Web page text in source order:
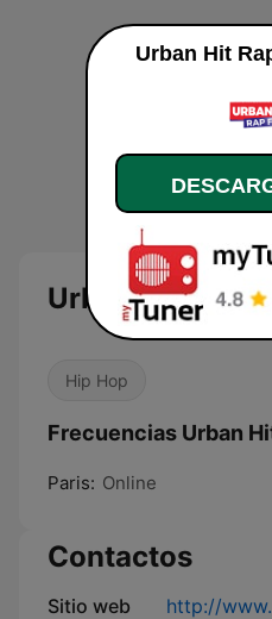
Urban Hit Rap
Hip Hop
Frecuencias Urban
Paris: Online
Contactos
Sitio web
http://
Urban Hit